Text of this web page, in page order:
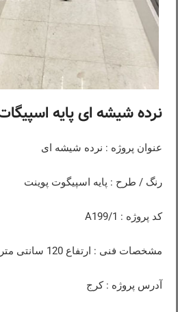
نرده شیشه ای پایه
عنوان پروژه : نرده شیشه ای
رنگ / طرح : پایه اسپیگوت پوینت
کد پروژه : A199/1
مشخصات فنی : ارتفاع 120 سانتی متر شیشه سکوریت 11 میل
آدرس پروژه : کرج